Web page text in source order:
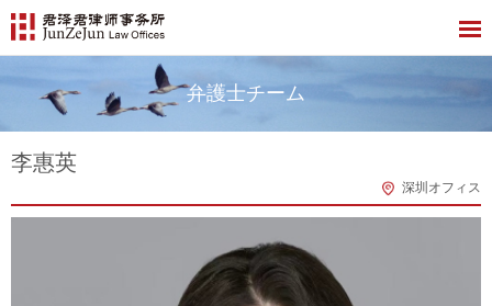
弁護士チーム
李惠英
深圳オフィス